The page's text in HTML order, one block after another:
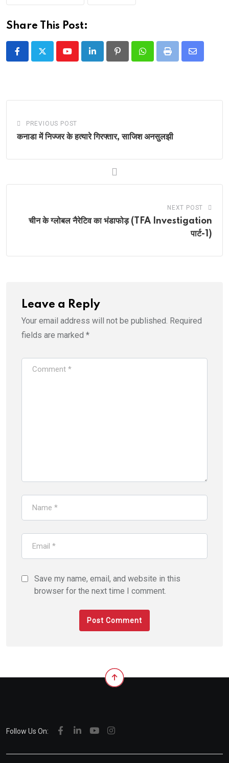
Share This Post:
YoutubeLinkedIn PinterestWhatsappPrint
Share
PREVIOUS POST
कनाडा में निज्जर के हत्यारे गिरफ्तार, साजिश अनसुलझी
NEXT POST
चीन के ग्लोबल नैरेटिव का भंडाफोड़ (TFA Investigation
पार्ट-1)
Leave a Reply
Your email address will not be published. Required
fields are marked *
Save my name, email, and website in this
browser for the next time I comment.
Follow Us On: